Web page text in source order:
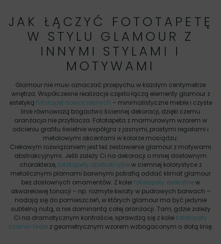
JAK ŁĄCZYĆ FOTOTAPETĘ
W STYLU GLAMOUR Z
INNYMI STYLAMI I
MOTYWAMI
Glamour nie musi oznaczać przepychu w każdym centymetrze
wnętrza. Współczesne realizacje często łączą elementy glamour z
estetyką fototapet nowoczesnych – minimalistyczne meble i czyste
linie równoważą bogactwo ściennej dekoracji, dzięki czemu
aranżacja nie przytłacza. Fototapeta z marmurowym wzorem w
odcieniu grafitu świetnie współgra z jasnymi, prostymi regałami i
metalowymi akcentami w kolorze mosiądzu.
Ciekawym rozwiązaniem jest też zestawienie glamour z motywami
abstrakcyjnymi. Jeśli zależy Ci na dekoracji o mniej dosłownym
charakterze,fototapety abstrakcyjnew ciemnej kolorystyce z
metalicznymi plamami barwnymi potrafią oddać klimat glamour
bez dosłownych ornamentów. Z kolei fototapety delikatnew
akwarelowej tonacji – np. rozmyte kwiaty w pudrowych barwach –
nadają się do pomieszczeń, w których glamour ma być jedynie
subtelną nutą, a nie dominantą całej aranżacji. Tam, gdzie zależy
Ci na dramatycznym kontraście, sprawdzą się z kolei fototapety
czarno-białez geometrycznym wzorem wzbogaconym o złotą linię.